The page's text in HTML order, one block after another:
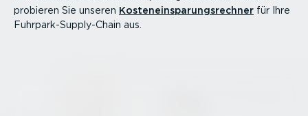
probieren Sie unseren Kosten­ein­spa­rungs­rechner für Ihre
Fuhrpar­k-­Sup­p­ly-Chain aus.